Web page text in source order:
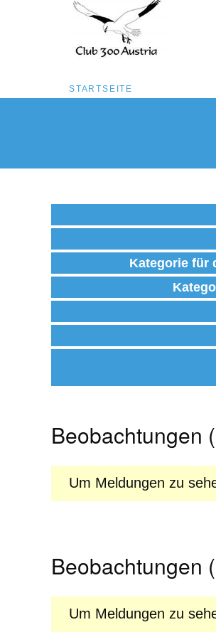
Inhalt
Pfadnavigation
STARTSEITE
Kategorie für
Beobachtungen
Um Meldungen zu
Beobachtungen
Um Meldungen zu